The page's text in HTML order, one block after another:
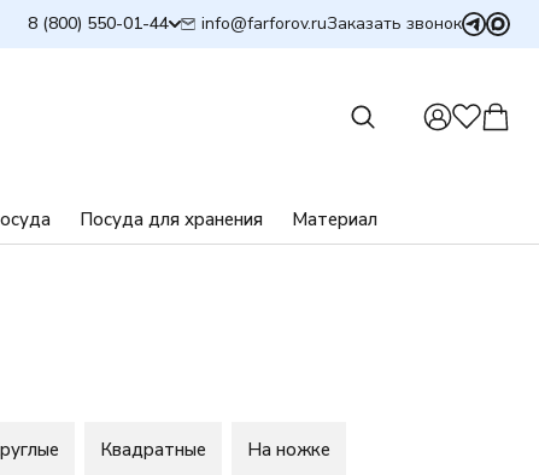
8 (800) 550-01-44 info@farforov.ruЗаказать звонок
Посуда для хранения Материал
Квадратные На ножке